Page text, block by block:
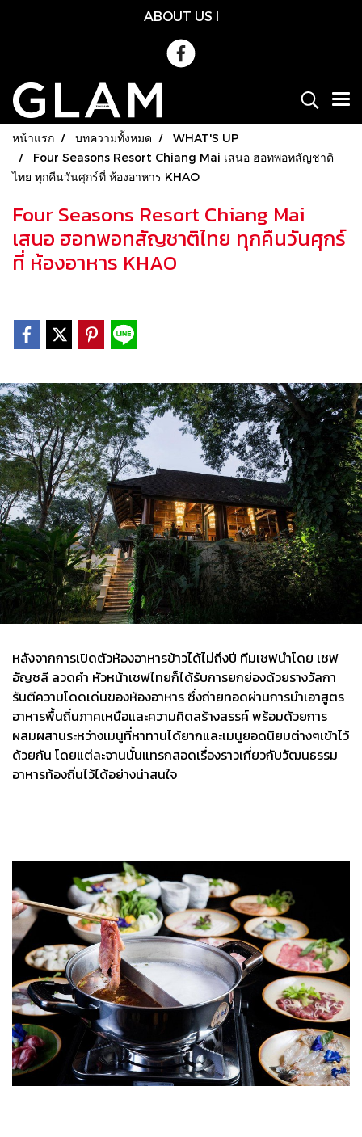
ABOUT US l
หน้าแรก บทความทั้งหมด
WHAT'S UP
Four Seasons Resort Chiang Mai เสนอ ฮอทพอทสัญชาติ
ไทย ทุกคืนวันศุกร์ที่ ห้องอาหาร KHAO
Four Seasons Resort Chiang Mai
เสนอ ฮอทพอทสัญชาติไทย ทุกคืนวันศุกร์
ที่ ห้องอาหาร KHAO
หลังจากการเปิดตัวห้องอาหารข้าวได้ไม่ถึงปี ทีมเชฟนำโดย เชฟ
อัญชลี ลวดคำ หัวหน้าเชฟไทยก็ได้รับการยกย่องด้วยรางวัลกา
รันตีความโดดเด่นของห้องอาหาร ซึ่งถ่ายทอดผ่านการนำเอาสูตร
อาหารพื้นถิ่นภาคเหนือและความคิดสร้างสรรค์ พร้อมด้วยการ
ผสมผสานระหว่างเมนูที่หาทานได้ยากและเมนูยอดนิยมต่างๆเข้าไว้
ด้วยกัน โดยแต่ละจานนั้นแทรกสอดเรื่องราวเกี่ยวกับวัฒนธรรม
อาหารท้องถิ่นไว้ได้อย่างน่าสนใจ